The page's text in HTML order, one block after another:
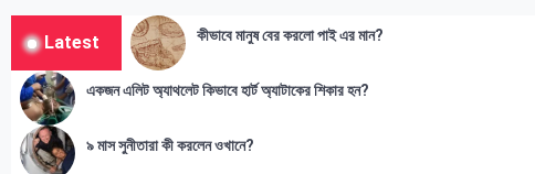
Latest কীভাবে মানুষ বের করলো পাই এর মান?
একজন এলিট অ্যাথলেট কিভাবে হার্ট অ্যাটাকের শিকার হন?
৯ মাস সুনীতারা কী করলেন ওখানে?